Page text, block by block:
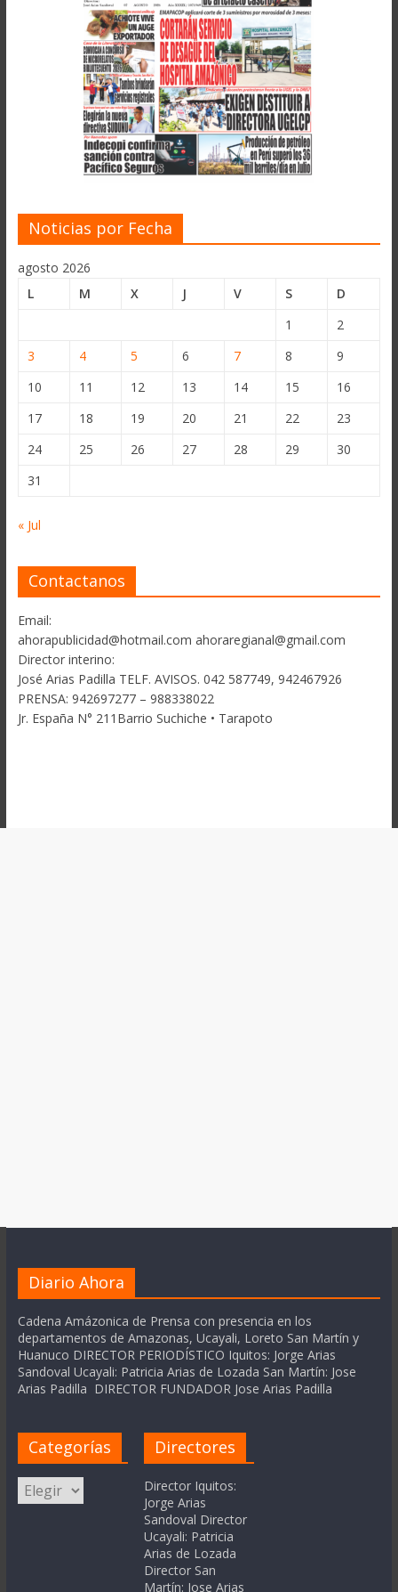
Noticias por Fecha
agosto 2026
L
M X J V S
D
1
2
3
4 5 6 7 8
9
10
11 12 13 14 15
16
17
18 19 20 21 22
23
24
25 26 27 28 29
30
31
« Jul
Contactanos
Email:
ahorapublicidad@hotmail.com ahoraregianal@gmail.com
Director interino:
José Arias Padilla TELF. AVISOS. 042 587749, 942467926
PRENSA: 942697277 – 988338022
Jr. España N° 211Barrio Suchiche • Tarapoto
Diario Ahora
Cadena Amázonica de Prensa con presencia en los
departamentos de Amazonas, Ucayali, Loreto San Martín y
Huanuco DIRECTOR PERIODÍSTICO Iquitos: Jorge Arias
Sandoval Ucayali: Patricia Arias de Lozada San Martín: Jose
Arias Padilla DIRECTOR FUNDADOR Jose Arias Padilla
Categorías
Categorías
Directores
Director Iquitos:
Jorge Arias
Sandoval Director
Ucayali: Patricia
Arias de Lozada
Director San
Martín: Jose Arias